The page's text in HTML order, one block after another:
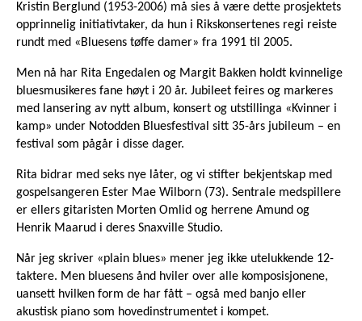
Kristin Berglund (1953-2006) må sies å være dette prosjektets
opprinnelig initiativtaker, da hun i Rikskonsertenes regi reiste
rundt med «Bluesens tøffe damer» fra 1991 til 2005.
Men nå har Rita Engedalen og Margit Bakken holdt kvinnelige
bluesmusikeres fane høyt i 20 år. Jubileet feires og markeres
med lansering av nytt album, konsert og utstillinga «Kvinner i
kamp» under Notodden Bluesfestival sitt 35-års jubileum – en
festival som pågår i disse dager.
Rita bidrar med seks nye låter, og vi stifter bekjentskap med
gospelsangeren Ester Mae Wilborn (73). Sentrale medspillere
er ellers gitaristen Morten Omlid og herrene Amund og
Henrik Maarud i deres Snaxville Studio.
Når jeg skriver «plain blues» mener jeg ikke utelukkende 12-
taktere. Men bluesens ånd hviler over alle komposisjonene,
uansett hvilken form de har fått – også med banjo eller
akustisk piano som hovedinstrumentet i kompet.